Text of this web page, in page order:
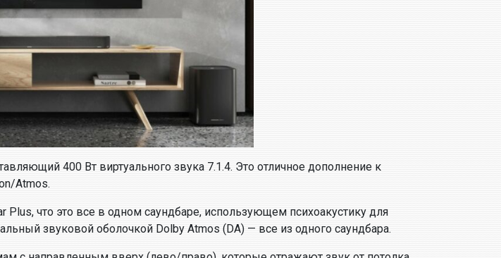
400 Вт виртуального звука 7.1.4. Это отличное дополнение к
Atmos.
Plus, что это все в одном саундбаре, использующем психоакустику для
звуковой оболочкой Dolby Atmos (DA) — все из одного саундбара.